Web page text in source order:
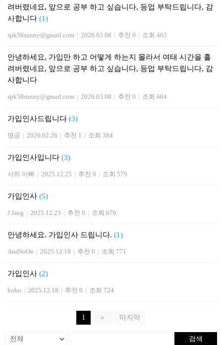
려버렸네요, 앞으로 공부 하고 싶습니다, 등업 부탁드립니다, 감
사합니다 (1)
spk58sunny@gmail.com | 2026.03.08 | 추천 0 | 조회 403
안녕하세요, 가입만 하고 어떻게 하는지 몰라서 여태 시간을 흘
려버렸네요, 앞으로 공부 하고 싶습니다, 등업 부탁드립니다, 감
사합니다
spk58sunny@gmail.com | 2026.03.08 | 추천 0 | 조회 664
가입인사드립니다 (3)
명공 | 2026.02.26 | 추천 1 | 조회 384
가입인사입니다 (3)
서하 아빠 | 2025.12.25 | 추천 0 | 조회 579
가입인사 (5)
J Jang | 2025.12.23 | 추천 0 | 조회 676
안녕하세요. 가입인사 드립니다. (1)
AndSoOn | 2025.12.18 | 추천 0 | 조회 771
가입인사 (2)
hoho | 2025.12.18 | 추천 0 | 조회 724
1 » 마지막
검색